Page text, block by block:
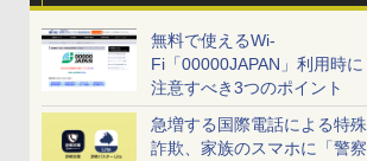
無料で使えるWi-
Fi「00000JAPAN」利用時に
注意すべき3つのポイント
急増する国際電話による特殊
詐欺、家族のスマホに「警察